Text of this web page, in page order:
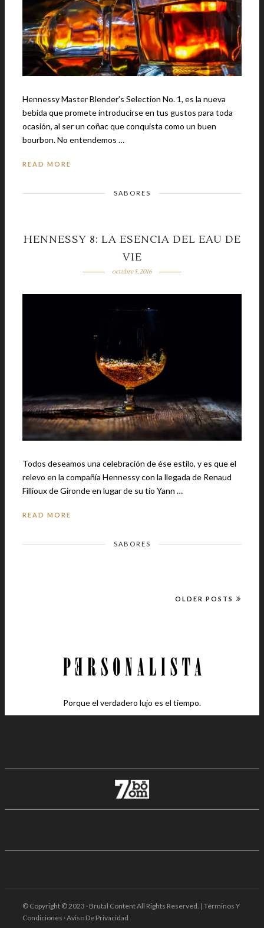
Hennessy Master Blender’s Selection No. 1, es la nueva
bebida que promete introducirse en tus gustos para toda
ocasión, al ser un coñac que conquista como un buen
bourbon. No entendemos …
READ MORE
SABORES
HENNESSY 8: LA ESENCIA DEL EAU DE
VIE
octubre 5, 2016
Todos deseamos una celebración de ése estilo, y es que el
relevo en la compañía Hennessy con la llegada de Renaud
Fillioux de Gironde en lugar de su tío Yann …
READ MORE
SABORES
OLDER POSTS
Porque el verdadero lujo es el tiempo.
© Copyright © 2023 · Brutal Content All Rights Reserved. | Términos Y
Condiciones · Aviso De Privacidad